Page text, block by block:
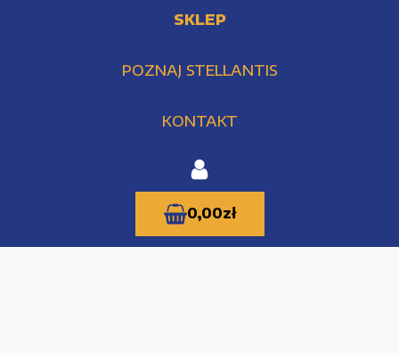
SKLEP
POZNAJ STELLANTIS
KONTAKT
0,00zł